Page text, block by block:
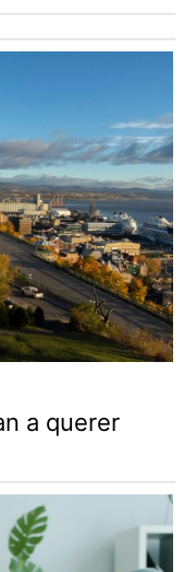
a querer